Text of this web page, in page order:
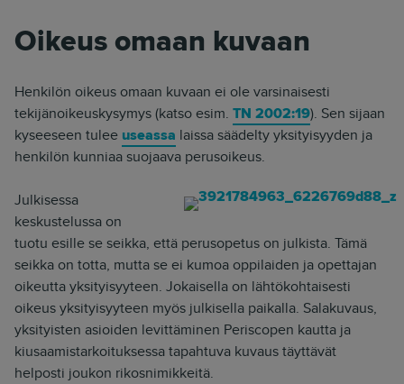
Oikeus omaan kuvaan
Henkilön oikeus omaan kuvaan ei ole varsinaisesti
tekijänoikeuskysymys (katso esim. TN 2002:19). Sen sijaan
kyseeseen tulee useassa laissa säädelty yksityisyyden ja
henkilön kunniaa suojaava perusoikeus.
Julkisessa
keskustelussa on
tuotu esille se seikka, että perusopetus on julkista. Tämä
seikka on totta, mutta se ei kumoa oppilaiden ja opettajan
oikeutta yksityisyyteen. Jokaisella on lähtökohtaisesti
oikeus yksityisyyteen myös julkisella paikalla. Salakuvaus,
yksityisten asioiden levittäminen Periscopen kautta ja
kiusaamistarkoituksessa tapahtuva kuvaus täyttävät
helposti joukon rikosnimikkeitä.